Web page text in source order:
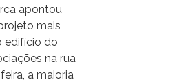
apontou
mais
edifício do
na rua
a maioria